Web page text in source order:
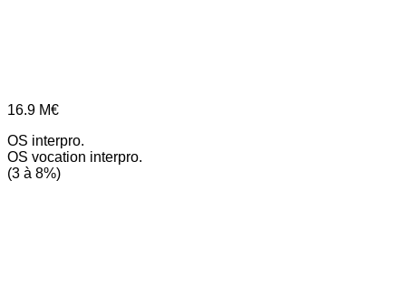
16.9 M€
OS interpro.
OS vocation interpro.
(3 à 8%)